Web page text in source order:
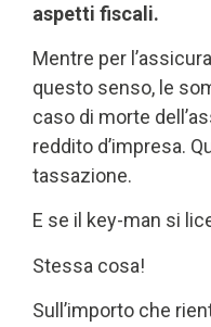
aspetti fiscali.
Mentre per
questo senso, le
caso di morte
reddito d’impresa.
tassazione.
E se il key-man si
Stessa cosa!
Sull’importo che